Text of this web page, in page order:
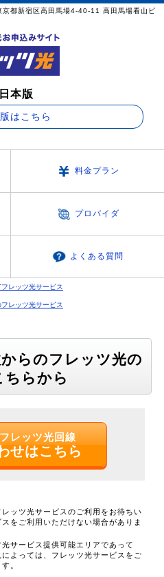
都新宿区高田馬場4-40-11 高田馬場看山ビ
本版
はこちら
料金プラン
プロバイダ
よくある質問
フレッツ光サービス
レッツ光サービス
らのフレッツ光の
ちらから
レッツ光回線
せはこちら
ッツ光サービスのご利用をお待ちい
をご利用いただけない場合がありま
サービス提供可能エリアであって
よっては、フレッツ光サービスをご
。